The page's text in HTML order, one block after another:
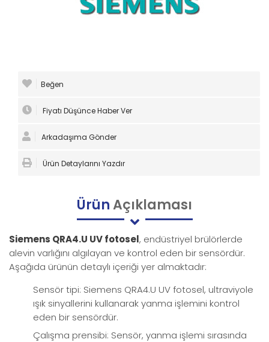
Beğen
Fiyatı Düşünce Haber Ver
Arkadaşıma Gönder
Ürün Detaylarını Yazdır
ÜrünAçıklaması
Siemens QRA4.U UV fotosel, endüstriyel brülörlerde
alevin varlığını algılayan ve kontrol eden bir sensördür.
Aşağıda ürünün detaylı içeriği yer almaktadır:
Sensör tipi: Siemens QRA4.U UV fotosel, ultraviyole
ışık sinyallerini kullanarak yanma işlemini kontrol
eden bir sensördür.
Çalışma prensibi: Sensör, yanma işlemi sırasında